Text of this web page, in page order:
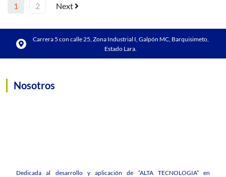
1 2 Next
Carrera 5 con calle 25, Zona Industrial I, Galpón MC, Barquisimeto,
Estado Lara.
Nosotros
Dedicada al desarrollo y aplicación de “ALTA TECNOLOGIA” en